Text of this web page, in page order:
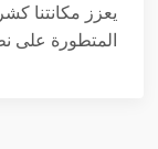
يعزز مكانتنا
المتطورة على